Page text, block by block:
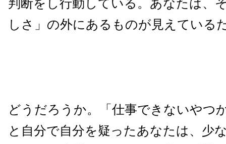
判断をし行動している。あなたは、
しさ」の外にあるものが見えている
どうだろうか。「仕事できないやつ
と自分で自分を疑ったあなたは、少